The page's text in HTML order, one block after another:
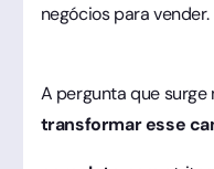
negócios para vender.
A pergunta que
transformar esse